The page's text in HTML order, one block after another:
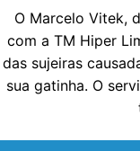
O Marcelo Vitek,
com a TM Hiper
das sujeiras
sua gatinha. O